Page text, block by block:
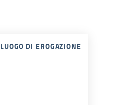
LUOGO DI EROGAZIONE